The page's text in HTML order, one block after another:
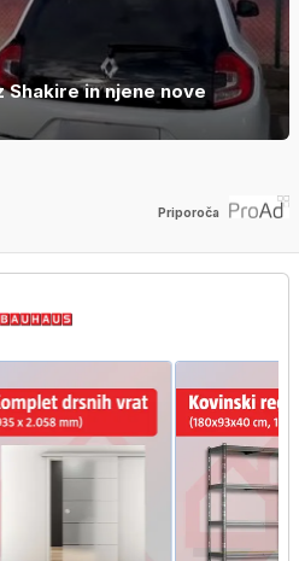
in njene nove
Priporoča